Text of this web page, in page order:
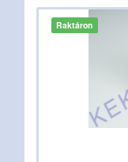
Raktáron